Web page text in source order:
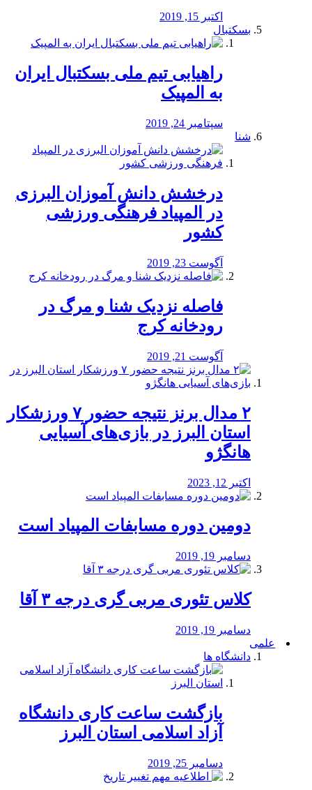
اکتبر 15, 2019
بسکتبال
راهیابی تیم ملی بسکتبال ایران
به المپیک
سپتامبر 24, 2019
شنا
درخشش دانش آموزان البرزی
در المپیاد فرهنگی ورزشی
کشور
آگوست 23, 2019
️فاصله نزدیک شنا و مرگ در
رودخانه کرج
آگوست 21, 2019
۲ مدال برنز نتیجه حضور ۷ ورزشکار
استان البرز در بازی‌های آسیایی
هانگژو
اکتبر 12, 2023
دومین دوره مسابفات المپیاد است
دسامبر 19, 2019
کلاس تئوری مربی گری درجه ۳ آقا
دسامبر 19, 2019
علمی
دانشگاه ها
بازگشت ساعت کاری دانشگاه
آزاد اسلامی استان البرز
دسامبر 25, 2019